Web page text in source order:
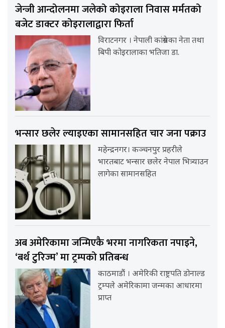
जेन्जी आन्दोलनमा जलेको कोइराला निवास मर्मतको
बजेट डाक्टर कोइरालाद्वारा फिर्ता
विराटनगर । नेपाली कांग्रेसका नेता तथा
बिपी कोइरालाका भतिजा डा.
भन्सार छलेर ल्याइएका सामानसहित चार जना पक्राउ
महेन्द्रनगर। कञ्चनपुर प्रहरीले
भारतबाट भन्सार छलेर नेपाल भित्र्याउन
लागेका सामानसहित
अब अमेरिकामा जन्मिएकै भरमा नागरिकता नपाइने,
‘बर्थ टुरिज्म’ मा ट्रम्पको प्रतिबन्ध
काठमाडौं । अमेरिकी राष्ट्रपति डोनाल्ड
ट्रम्पले अमेरिकामा जन्मका आधारमा
प्राप्त